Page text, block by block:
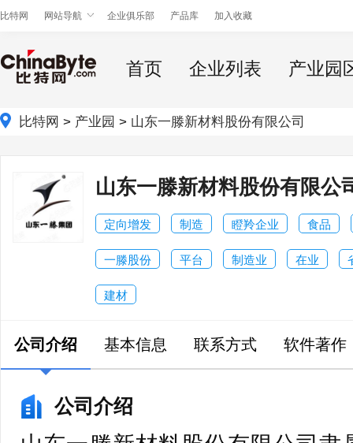
比特网 网站导航 企业俱乐部 产品库 加入收藏
首页 企业列表 产业园
比特网 > 产业园 > 山东一滕新材料股份有限公司
山东一滕新材料股份有限公
定向增发 制造 瞪羚企业 食品
一滕股份 平台 制造业 在业
建材
公司介绍 基本信息 联系方式 软件著作
公司介绍